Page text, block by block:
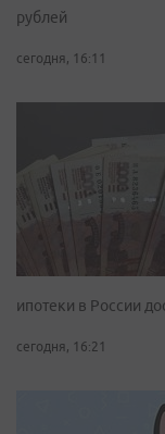
рублей
сегодня, 16:11
ипотеки в России
сегодня, 16:21